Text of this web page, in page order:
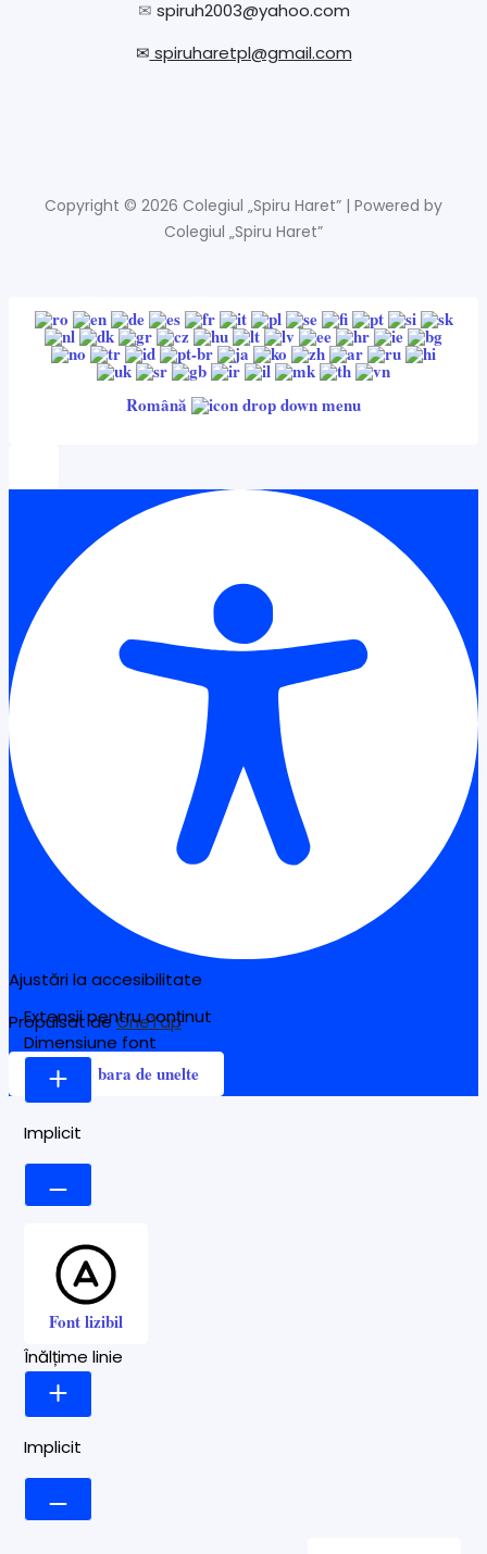
✉ spiruh2003@yahoo.com
✉ spiruharetpl@gmail.com
Copyright © 2026 Colegiul „Spiru Haret” | Powered by
Colegiul „Spiru Haret”
Română
Ajustări la accesibilitate
Propulsat deOneTap
Ascunde bara de unelte
Extensii pentru conținut
Dimensiune font
Implicit
Font lizibil
Înălțime linie
Implicit